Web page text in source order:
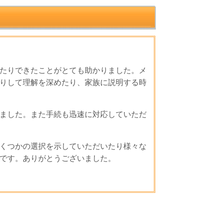
りできたことがとても助かりました。メ
して理解を深めたり、家族に説明する時
した。また手続も迅速に対応していただ
つかの選択を示していただいたり様々な
す。ありがとうございました。